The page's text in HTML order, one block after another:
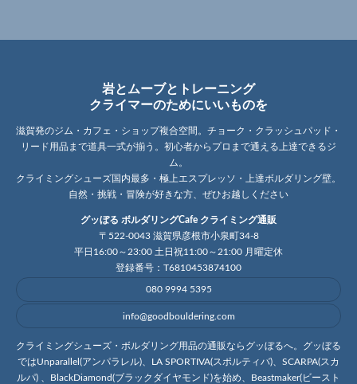
岩とムーブとトレーニング
クライマーのためにいいものを
滋賀発のジム・カフェ・ショップ複合空間。チョーク・クラッシュパッド・
リード用品まで道具一式が揃う。初心者からプロまで通える上達できるジ
ム。
クライミングシューズ国内最多・極上エスプレッソ・上達ボルダリング壁。
自然・挑戦・冒険が好きな方、ぜひお越しください
グッぼる ボルダリングCafe クライミング通販
〒522-0043 滋賀県彦根市小泉町34-8
平日16:00～23:00 土日祝11:00～21:00 月曜定休
登録番号：T6810453874100
080 9994 5395
info@goodbouldering.com
クライミングシューズ・ボルダリング用品の通販ならグッぼるへ。グッぼる
ではUnparallel(アンパラレル)、LA SPORTIVA(スポルティバ)、SCARPA(スカ
ルパ) 、BlackDiamond(ブラックダイヤモンド)を始め、Beastmaker(ビースト